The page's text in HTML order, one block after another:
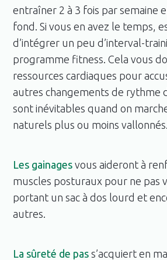
entraîner 2 à 3 fois par semaine
fond. Si vous en avez le temps,
d’intégrer un peu d’interval-
programme fitness. Cela vous
ressources cardiaques pour
autres changements de rythme
sont inévitables quand on
naturels plus ou moins vallonnés.
Les gainages vous aideront à
muscles posturaux pour ne pas
portant un sac à dos lourd et
autres.
La sûreté de pas s’acquiert en